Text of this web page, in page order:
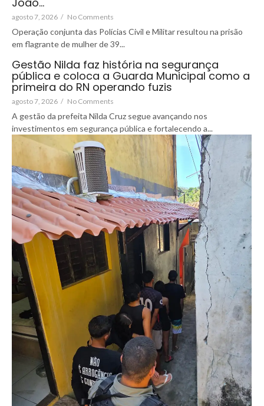
agosto 7, 2026 / No Comments
Operação conjunta das Polícias Civil e Militar resultou na prisão
em flagrante de mulher de 39...
Gestão Nilda faz história na segurança
pública e coloca a Guarda Municipal como a
primeira do RN operando fuzis
agosto 7, 2026 / No Comments
A gestão da prefeita Nilda Cruz segue avançando nos
investimentos em segurança pública e fortalecendo a...